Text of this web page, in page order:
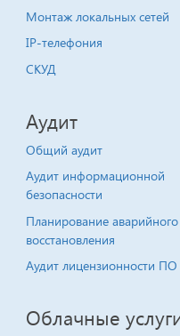
Монтаж локальных сетей
IP-телефония
СКУД
Аудит
Общий аудит
Аудит информационной
безопасности
Планирование аварийного
восстановления
Аудит лицензионности ПО
Облачные